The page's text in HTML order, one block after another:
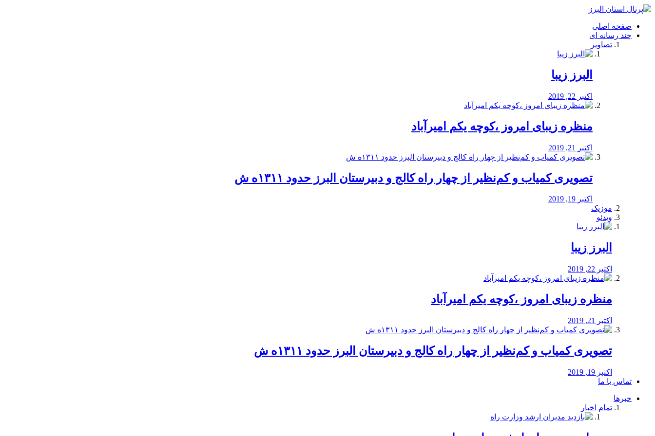
فصد
شرق
تهران
خشکشویی
صفحه اصلی
چند رسانه ای
تصاویر
البرز زیبا
اکتبر 22, 2019
منظره‌‌ زیبای امروز ،کوچه یکم امیرآباد
اکتبر 21, 2019
️تصویری کمیاب و کم‌نظیر از چهار راه كالج و دبيرستان البرز حدود ۱۳۱۱ه ش
اکتبر 19, 2019
موزیک
ویدئو
البرز زیبا
اکتبر 22, 2019
منظره‌‌ زیبای امروز ،کوچه یکم امیرآباد
اکتبر 21, 2019
️تصویری کمیاب و کم‌نظیر از چهار راه كالج و دبيرستان البرز حدود ۱۳۱۱ه ش
اکتبر 19, 2019
تماس با ما
خبرها
تمام اخبار